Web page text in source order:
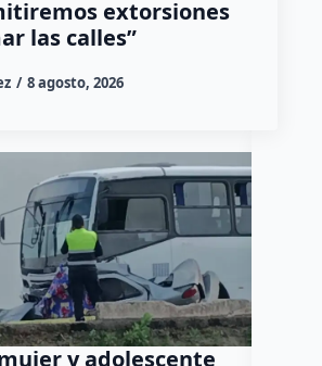
extorsiones
las calles”
8 agosto, 2026
y adolescente